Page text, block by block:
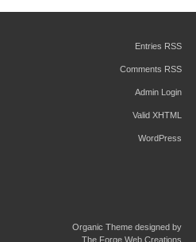
Entries RSS
Comments RSS
Admin Login
Valid XHTML
WordPress
Organic Theme designed by
The Forge Web Creations